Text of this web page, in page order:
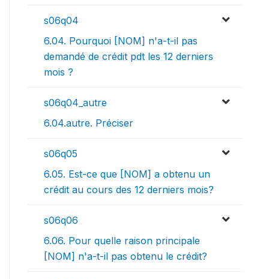
s06q04
6.04. Pourquoi [NOM] n'a-t-il pas
demandé de crédit pdt les 12 derniers
mois ?
s06q04_autre
6.04.autre. Préciser
s06q05
6.05. Est-ce que [NOM] a obtenu un
crédit au cours des 12 derniers mois?
s06q06
6.06. Pour quelle raison principale
[NOM] n'a-t-il pas obtenu le crédit?